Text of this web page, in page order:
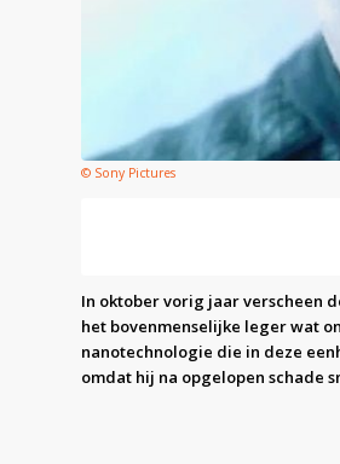
© Sony Pictures
In oktober vorig jaar verscheen
het bovenmenselijke leger wat
nanotechnologie die in deze
omdat hij na opgelopen schade